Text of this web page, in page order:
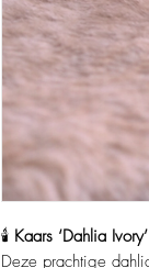
🕯️ Kaars ‘Dahlia
Deze prachtige